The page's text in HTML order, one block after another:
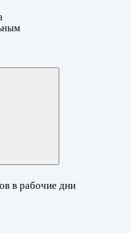
в рабочие дни